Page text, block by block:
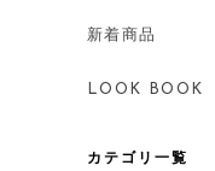
新着商品
LOOK BOOK
カテゴリ一覧